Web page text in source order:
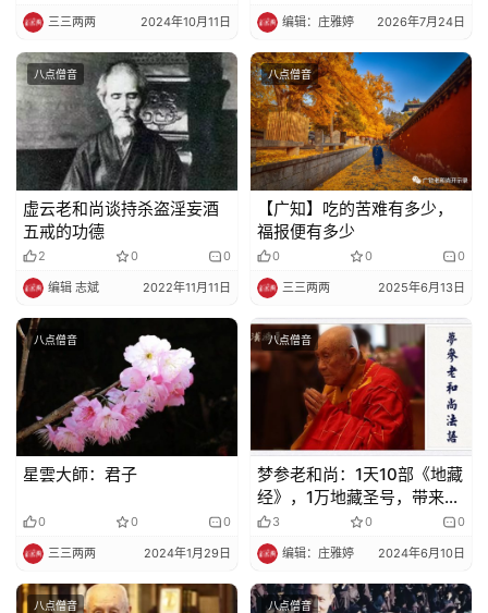
三三两两 2024年10月11日 编辑：庄雅婷 2026年7月24日
八点僧音
虚云老和尚谈持杀盗淫妄酒
五戒的功德
2 0 0
编辑 志斌 2022年11月11日
八点僧音
【广知】吃的苦难有多少，
福报便有多少
0 0 0
三三两两 2025年6月13日
八点僧音
星雲大師：君子
0 0 0
三三两两 2024年1月29日
八点僧音
梦参老和尚：1天10部《地藏
经》，1万地藏圣号，带来的
奇迹
3 0 0
编辑：庄雅婷 2024年6月10日
八点僧音 八点僧音